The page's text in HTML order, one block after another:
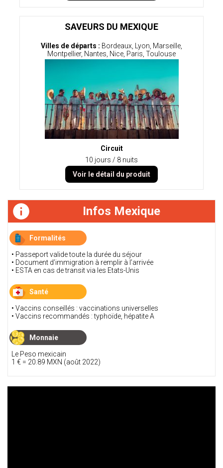
SAVEURS DU MEXIQUE
Villes de départs : Bordeaux, Lyon, Marseille,
Montpellier, Nantes, Nice, Paris, Toulouse
Circuit
10 jours / 8 nuits
Voir le détail du produit
Infos Mexique
Formalités
• Passeport valide toute la durée du séjour
• Document d’immigration à remplir à l’arrivée
• ESTA en cas de transit via les Etats-Unis
Santé
• Vaccins conseillés : vaccinations universelles
• Vaccins recommandés : typhoïde, hépatite A
Monnaie
Le Peso mexicain
1 € = 20.89 MXN (août 2022)